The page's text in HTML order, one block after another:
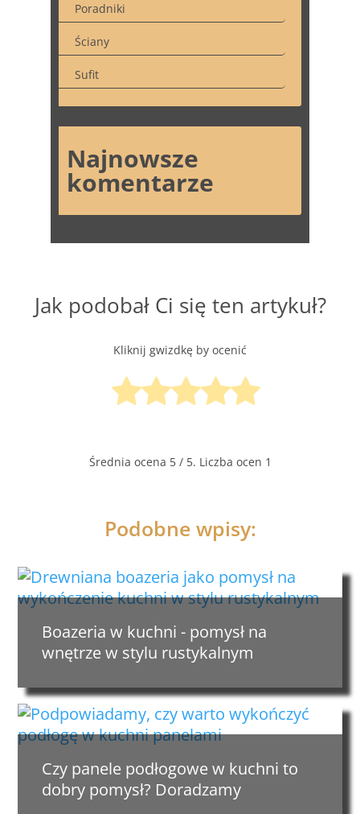
Poradniki
Ściany
Sufit
Najnowsze
komentarze
Jak podobał Ci się ten artykuł?
Kliknij gwizdkę by ocenić
Średnia ocena 5/ 5. Liczba ocen 1
Podobne wpisy:
Boazeria w kuchni - pomysł na
wnętrze w stylu rustykalnym
Czy panele podłogowe w kuchni to
dobry pomysł? Doradzamy